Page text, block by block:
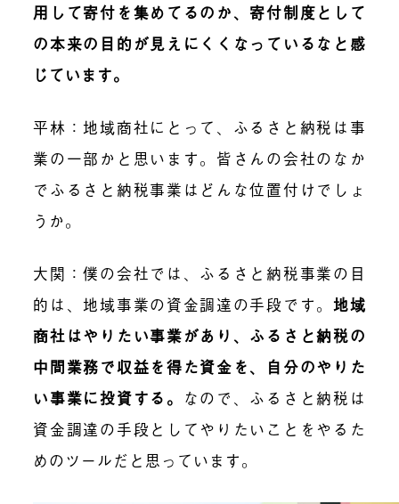
用して寄付を集めてるのか、寄付制度として
の本来の目的が見えにくくなっているなと感
じています。
平林 ：地域商社にとって、ふるさと納税は事
業の一部かと思います。皆さんの会社のなか
でふるさと納税事業はどんな位置付けでしょ
うか。
大関 ：僕の会社では、ふるさと納税事業の目
的は、地域事業の資金調達の手段です。 地域
商社はやりたい事業があり、ふるさと納税の
中間業務で収益を得た資金を、自分のやりた
い事業に投資する。 なので、ふるさと納税は
資金調達の手段としてやりたいことをやるた
めのツールだと思っています。